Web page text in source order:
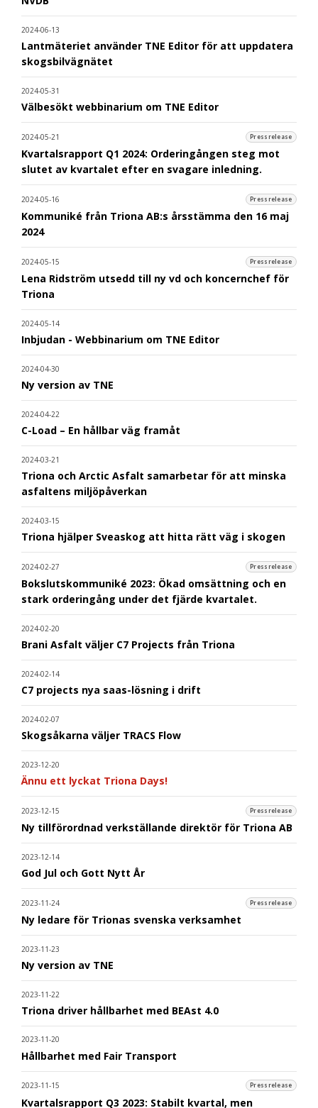
2024-06-13
Lantmäteriet använder TNE Editor för att uppdatera
skogsbilvägnätet
2024-05-31
Välbesökt webbinarium om TNE Editor
2024-05-21 Pressrelease
Kvartalsrapport Q1 2024: Orderingången steg mot
slutet av kvartalet efter en svagare inledning.
2024-05-16 Pressrelease
Kommuniké från Triona AB:s årsstämma den 16 maj
2024
2024-05-15 Pressrelease
Lena Ridström utsedd till ny vd och koncernchef för
Triona
2024-05-14
Inbjudan - Webbinarium om TNE Editor
2024-04-30
Ny version av TNE
2024-04-22
C-Load – En hållbar väg framåt
2024-03-21
Triona och Arctic Asfalt samarbetar för att minska
asfaltens miljöpåverkan
2024-03-15
Triona hjälper Sveaskog att hitta rätt väg i skogen
2024-02-27 Pressrelease
Bokslutskommuniké 2023: Ökad omsättning och en
stark orderingång under det fjärde kvartalet.
2024-02-20
Brani Asfalt väljer C7 Projects från Triona
2024-02-14
C7 projects nya saas-lösning i drift
2024-02-07
Skogsåkarna väljer TRACS Flow
2023-12-20
Ännu ett lyckat Triona Days!
2023-12-15 Pressrelease
Ny tillförordnad verkställande direktör för Triona AB
2023-12-14
God Jul och Gott Nytt År
2023-11-24 Pressrelease
Ny ledare för Trionas svenska verksamhet
2023-11-23
Ny version av TNE
2023-11-22
Triona driver hållbarhet med BEAst 4.0
2023-11-20
Hållbarhet med Fair Transport
2023-11-15 Pressrelease
Kvartalsrapport Q3 2023: Stabilt kvartal, men